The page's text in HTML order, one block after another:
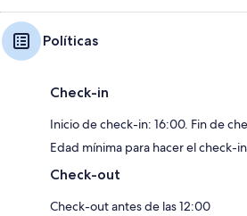
Políticas
Check-in
Inicio de check-in: 16:00. Fin de
Edad mínima para hacer el check-
Check-out
Check-out antes de las 12:00